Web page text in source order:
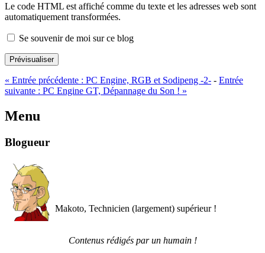
Le code HTML est affiché comme du texte et les adresses web sont
automatiquement transformées.
Se souvenir de moi sur ce blog
Prévisualiser
« Entrée précédente : PC Engine, RGB et Sodipeng -2- - Entrée
suivante : PC Engine GT, Dépannage du Son ! »
Menu
Blogueur
Makoto, Technicien (largement) supérieur !
Contenus rédigés par un humain !